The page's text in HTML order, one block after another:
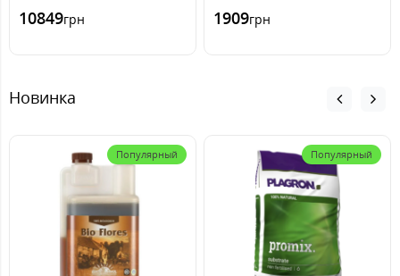
10849грн 1909грн
Новинка
Популярный Популярный